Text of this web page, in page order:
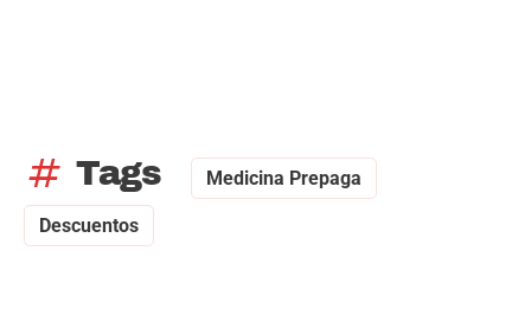
tag Tags Medicina Prepaga
Descuentos